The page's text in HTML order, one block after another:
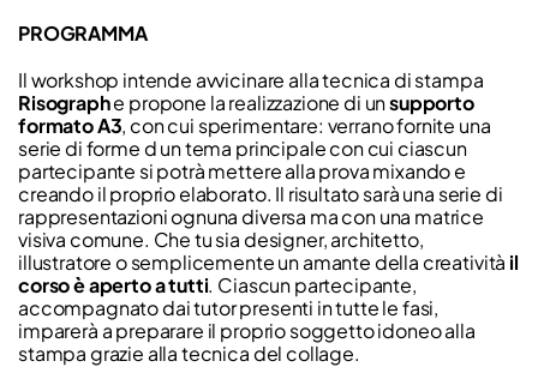
PROGRAMMA
Il workshop intende avvicinare alla tecnica di stampa
Risographe propone la realizzazione di unsupporto
formato A3, con cui sperimentare: verrano fornite una
serie di forme d un tema principale con cui ciascun
partecipante si potrà mettere alla prova mixando e
creando il proprio elaborato. Il risultato sarà una serie di
rappresentazioni ognuna diversa ma con una matrice
visiva comune. Che tu sia designer, architetto,
illustratore o semplicemente un amante della creatività il
corso è aperto a tutti. Ciascun partecipante,
accompagnato dai tutor presenti in tutte le fasi,
imparerà a preparare il proprio soggetto idoneo alla
stampa grazie alla tecnica del collage.